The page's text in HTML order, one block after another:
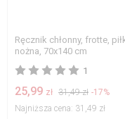
Ręcznik chłonny, frotte,
nożna, 70x140 cm
1
25,99 zł 31,49 zł -17%
Najniższa cena: 31,49 zł